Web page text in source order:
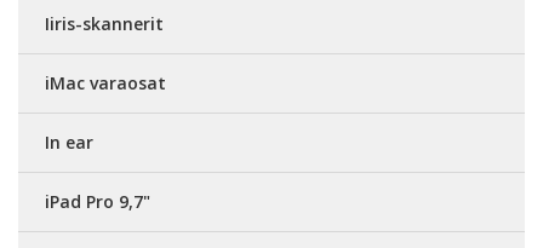
Iiris-skannerit
iMac varaosat
In ear
iPad Pro 9,7"